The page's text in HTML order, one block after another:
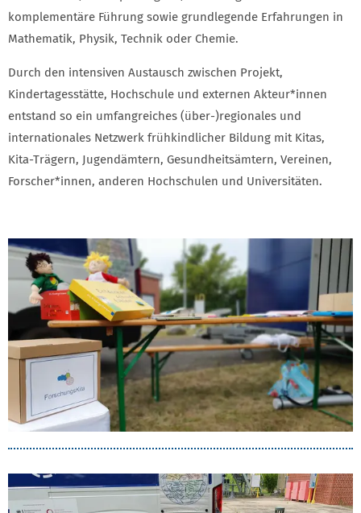
komplementäre Führung sowie grundlegende Erfahrungen in
Mathematik, Physik, Technik oder Chemie.
Durch den intensiven Austausch zwischen Projekt,
Kindertagesstätte, Hochschule und externen Akteur*innen
entstand so ein umfangreiches (über-)regionales und
internationales Netzwerk frühkindlicher Bildung mit Kitas,
Kita-Trägern, Jugendämtern, Gesundheitsämtern, Vereinen,
Forscher*innen, anderen Hochschulen und Universitäten.